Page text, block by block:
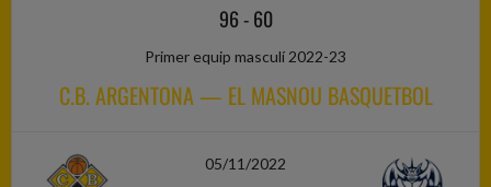
96-60
Primer equip masculí 2022-23
C.B. ARGENTONA — EL MASNOU BASQUETBOL
05/11/2022